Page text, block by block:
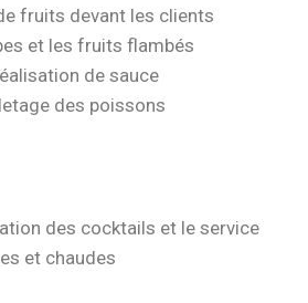
fruits devant les clients
et les fruits flambés
de sauce
des poissons
des cocktails et le service
et chaudes